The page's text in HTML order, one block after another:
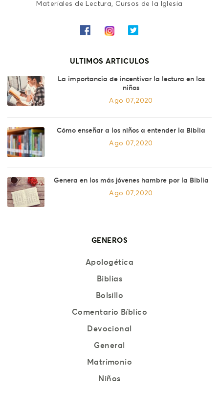
Materiales de Lectura, Cursos de la Iglesia
ULTIMOS ARTICULOS
La importancia de incentivar la lectura en los
niños
Ago 07,2020
Cómo enseñar a los niños a entender la Biblia
Ago 07,2020
Genera en los más jóvenes hambre por la Biblia
Ago 07,2020
GENEROS
Apologética
Biblias
Bolsillo
Comentario Bíblico
Devocional
General
Matrimonio
Niños